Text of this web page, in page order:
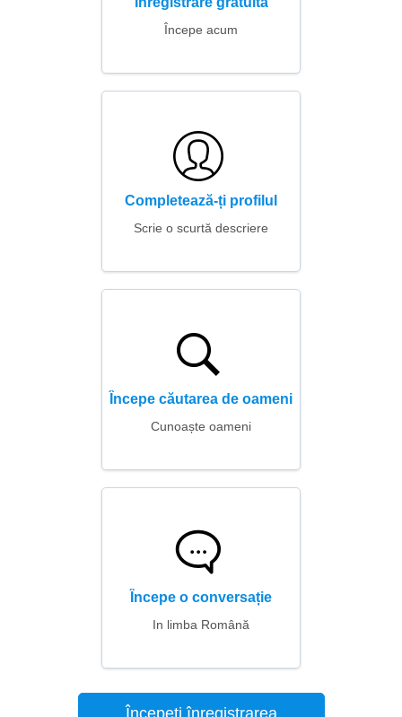
Începe acum
Completează-ți profilul
Scrie o scurtă descriere
Începe căutarea de oameni
Cunoaște oameni
Începe o conversație
In limba Română
Începeți înregistrarea